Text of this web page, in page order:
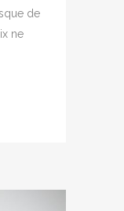
de
ne